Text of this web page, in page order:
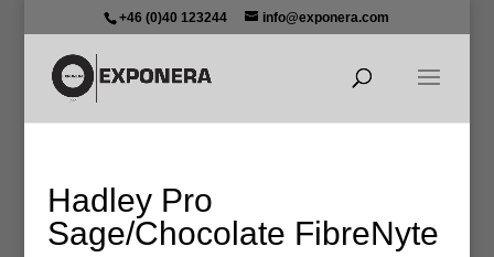
+46 (0)40 123244 info@exponera.com
Hadley Pro
Sage/Chocolate FibreNyte